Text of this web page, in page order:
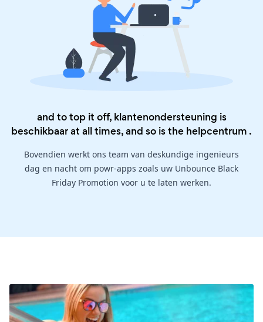
and to top it off, klantenondersteuning is
beschikbaar at all times, and so is the helpcentrum .
Bovendien werkt ons team van deskundige ingenieurs
dag en nacht om powr-apps zoals uw Unbounce Black
Friday Promotion voor u te laten werken.